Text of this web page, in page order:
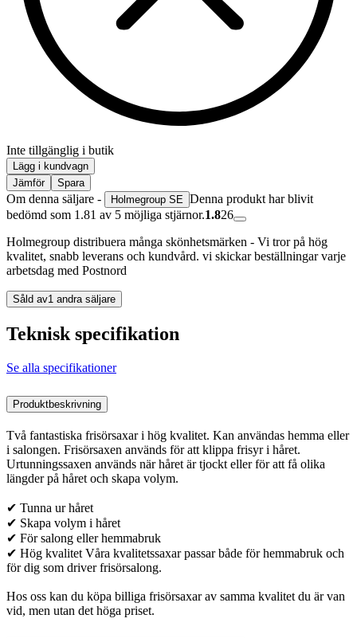
Inte tillgänglig i butik
Lägg i kundvagn
Jämför
Spara
Om denna säljare - Holmegroup SE Denna produkt har blivit
bedömd som 1.81 av 5 möjliga stjärnor.1.826
Holmegroup distribuera många skönhetsmärken - Vi tror på hög
kvalitet, snabb leverans och kundvård. vi skickar beställningar varje
arbetsdag med Postnord
Såld av1 andra säljare
Teknisk specifikation
Se alla specifikationer
Produktbeskrivning
Två fantastiska frisörsaxar i hög kvalitet. Kan användas hemma eller
i salongen. Frisörsaxen används för att klippa frisyr i håret.
Urtunningssaxen används när håret är tjockt eller för att få olika
längder på håret och skapa volym.
✔ Tunna ur håret
✔ Skapa volym i håret
✔ För salong eller hemmabruk
✔ Hög kvalitet Våra kvalitetssaxar passar både för hemmabruk och
för dig som driver frisörsalong.
Hos oss kan du köpa billiga frisörsaxar av samma kvalitet du är van
vid, men utan det höga priset.